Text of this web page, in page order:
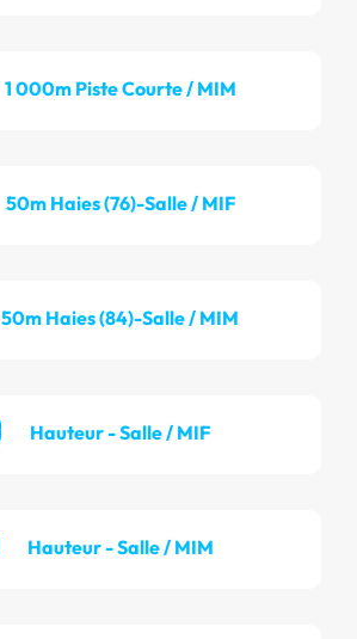
1 000m Piste Courte / MIM
50m Haies (76)-Salle / MIF
50m Haies (84)-Salle / MIM
Hauteur - Salle / MIF
Hauteur - Salle / MIM